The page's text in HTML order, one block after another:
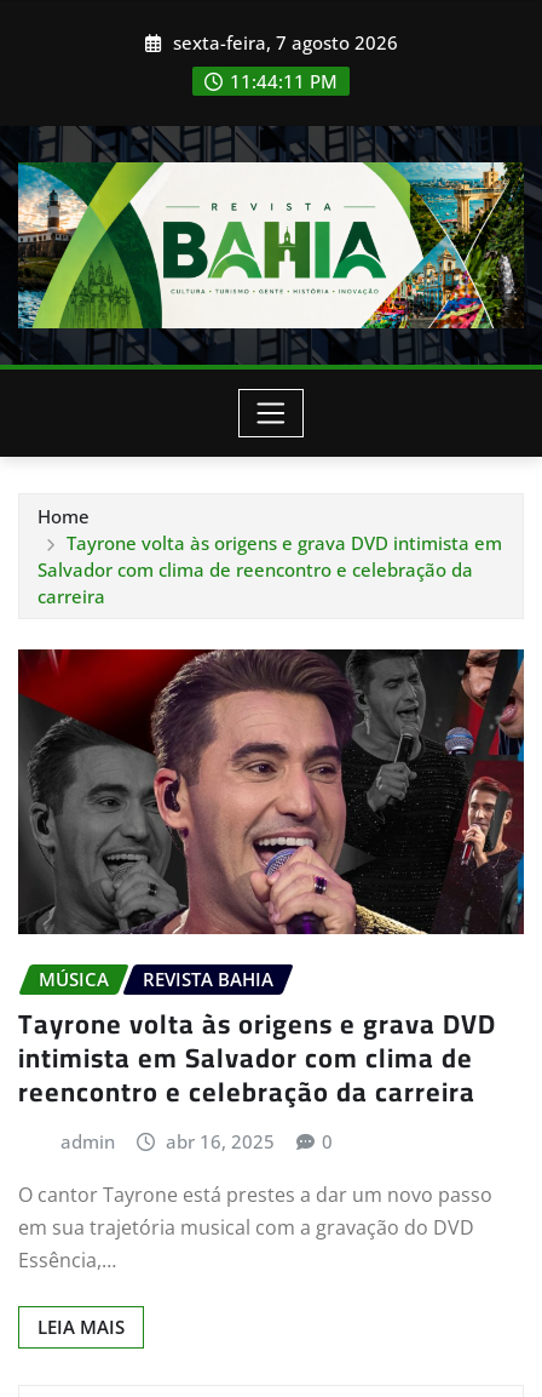
sexta-feira, 7 agosto 2026
11:44:12 PM
Home
Tayrone volta às origens e grava DVD intimista em
Salvador com clima de reencontro e celebração da
carreira
MÚSICA REVISTA BAHIA
Tayrone volta às origens e grava DVD
intimista em Salvador com clima de
reencontro e celebração da carreira
admin abr 16, 2025 0
O cantor Tayrone está prestes a dar um novo passo
em sua trajetória musical com a gravação do DVD
Essência,…
LEIA MAIS